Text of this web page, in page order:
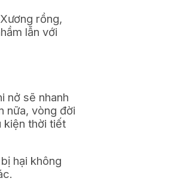
rồng,
lẫn với
nở sẽ nhanh
nữa, vòng đời
kiện thời tiết
hại không